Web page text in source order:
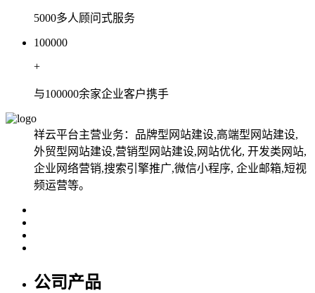
5000多人顾问式服务
100000
+
与100000余家企业客户携手
祥云平台主营业务：品牌型网站建设,高端型网站建设,
外贸型网站建设,营销型网站建设,网站优化, 开发类网站,
企业网络营销,搜索引擎推广,微信小程序, 企业邮箱,短视
频运营等。
公司产品